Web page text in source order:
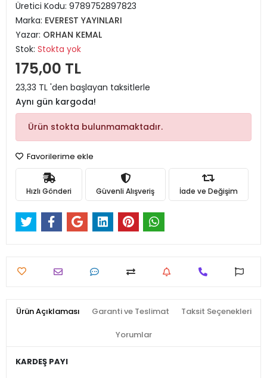
Üretici Kodu: 9789752897823
Marka: EVEREST YAYINLARI
Yazar: ORHAN KEMAL
Stok: Stokta yok
175,00 TL
23,33 TL 'den başlayan taksitlerle
Aynı gün kargoda!
Ürün stokta bulunmamaktadır.
Favorilerime ekle
Hızlı Gönderi Güvenli Alışveriş İade ve Değişim
Ürün Açıklaması Garanti ve Teslimat Taksit Seçenekleri
Yorumlar
KARDEŞ PAYI